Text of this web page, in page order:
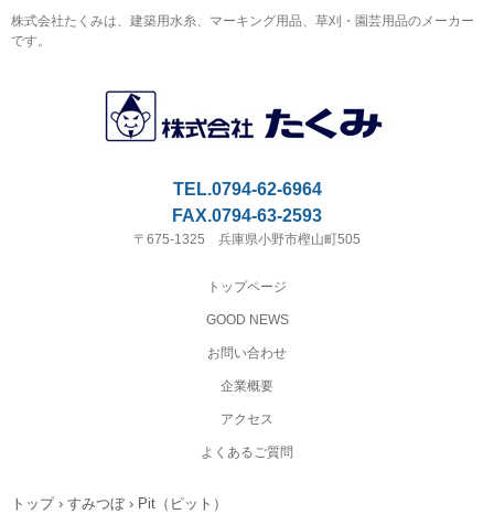
株式会社たくみは、建築用水糸、マーキング用品、草刈・園芸用品のメーカー
です。
TEL.0794-62-6964
FAX.0794-63-2593
〒675-1325 兵庫県小野市樫山町505
トップページ
GOOD NEWS
お問い合わせ
企業概要
アクセス
よくあるご質問
トップ › すみつぼ › Pit（ピット）